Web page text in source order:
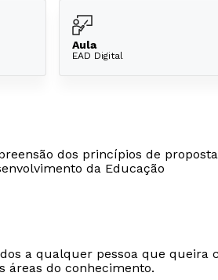
Aula
EAD Digital
dos princípios de
da Educação
a qualquer pessoa que queira
áreas do conhecimento.